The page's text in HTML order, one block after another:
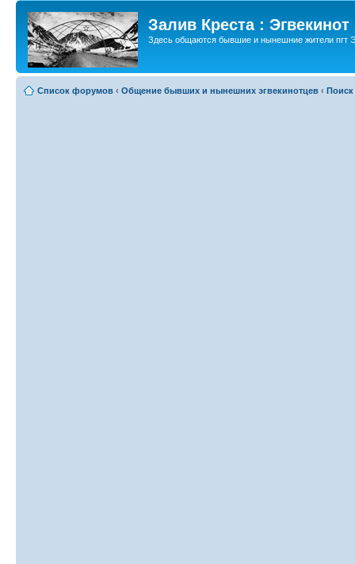
Залив Креста : Эгвекинот
Здесь общаются бывшие и нынешние жители пгт
Список форумов ‹ Общение бывших и нынешних эгвекинотцев ‹ Поиск